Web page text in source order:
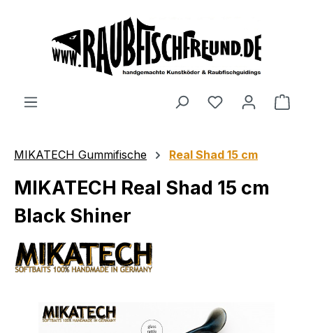
MIKATECH Gummifische Real Shad 15 cm
MIKATECH Real Shad 15 cm
Black Shiner
Bildergalerie überspringen